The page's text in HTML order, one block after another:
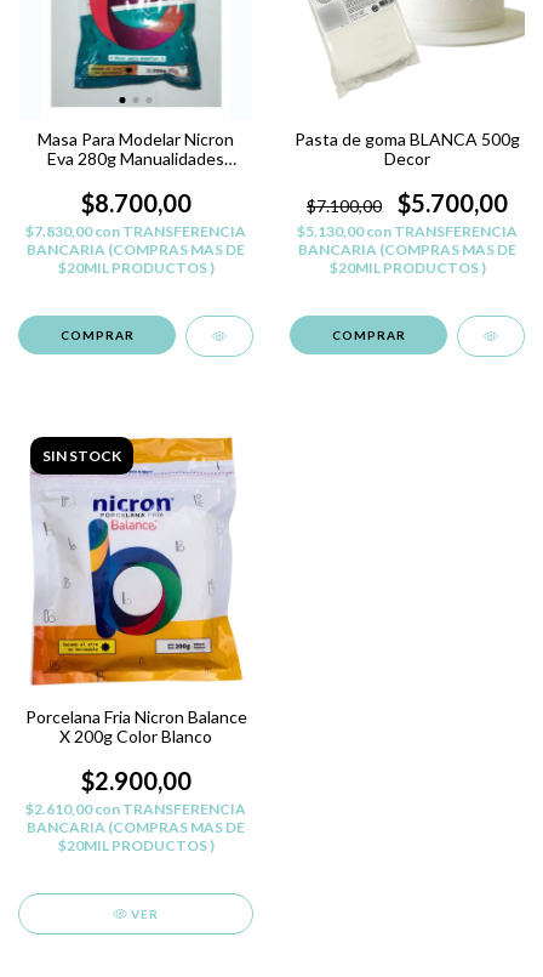
Masa Para Modelar Nicron
Eva 280g Manualidades
$8.700,00
$7.830,00con TRANSFERENCIA
BANCARIA (COMPRAS MAS DE
$20MIL PRODUCTOS )
Pasta de goma BLANCA 500g
Decor
$7.100,00 $5.700,00
$5.130,00con TRANSFERENCIA
BANCARIA (COMPRAS MAS DE
$20MIL PRODUCTOS )
SIN STOCK
Porcelana Fria Nicron Balance
X 200g Color Blanco
$2.900,00
$2.610,00con TRANSFERENCIA
BANCARIA (COMPRAS MAS DE
$20MIL PRODUCTOS )
VER